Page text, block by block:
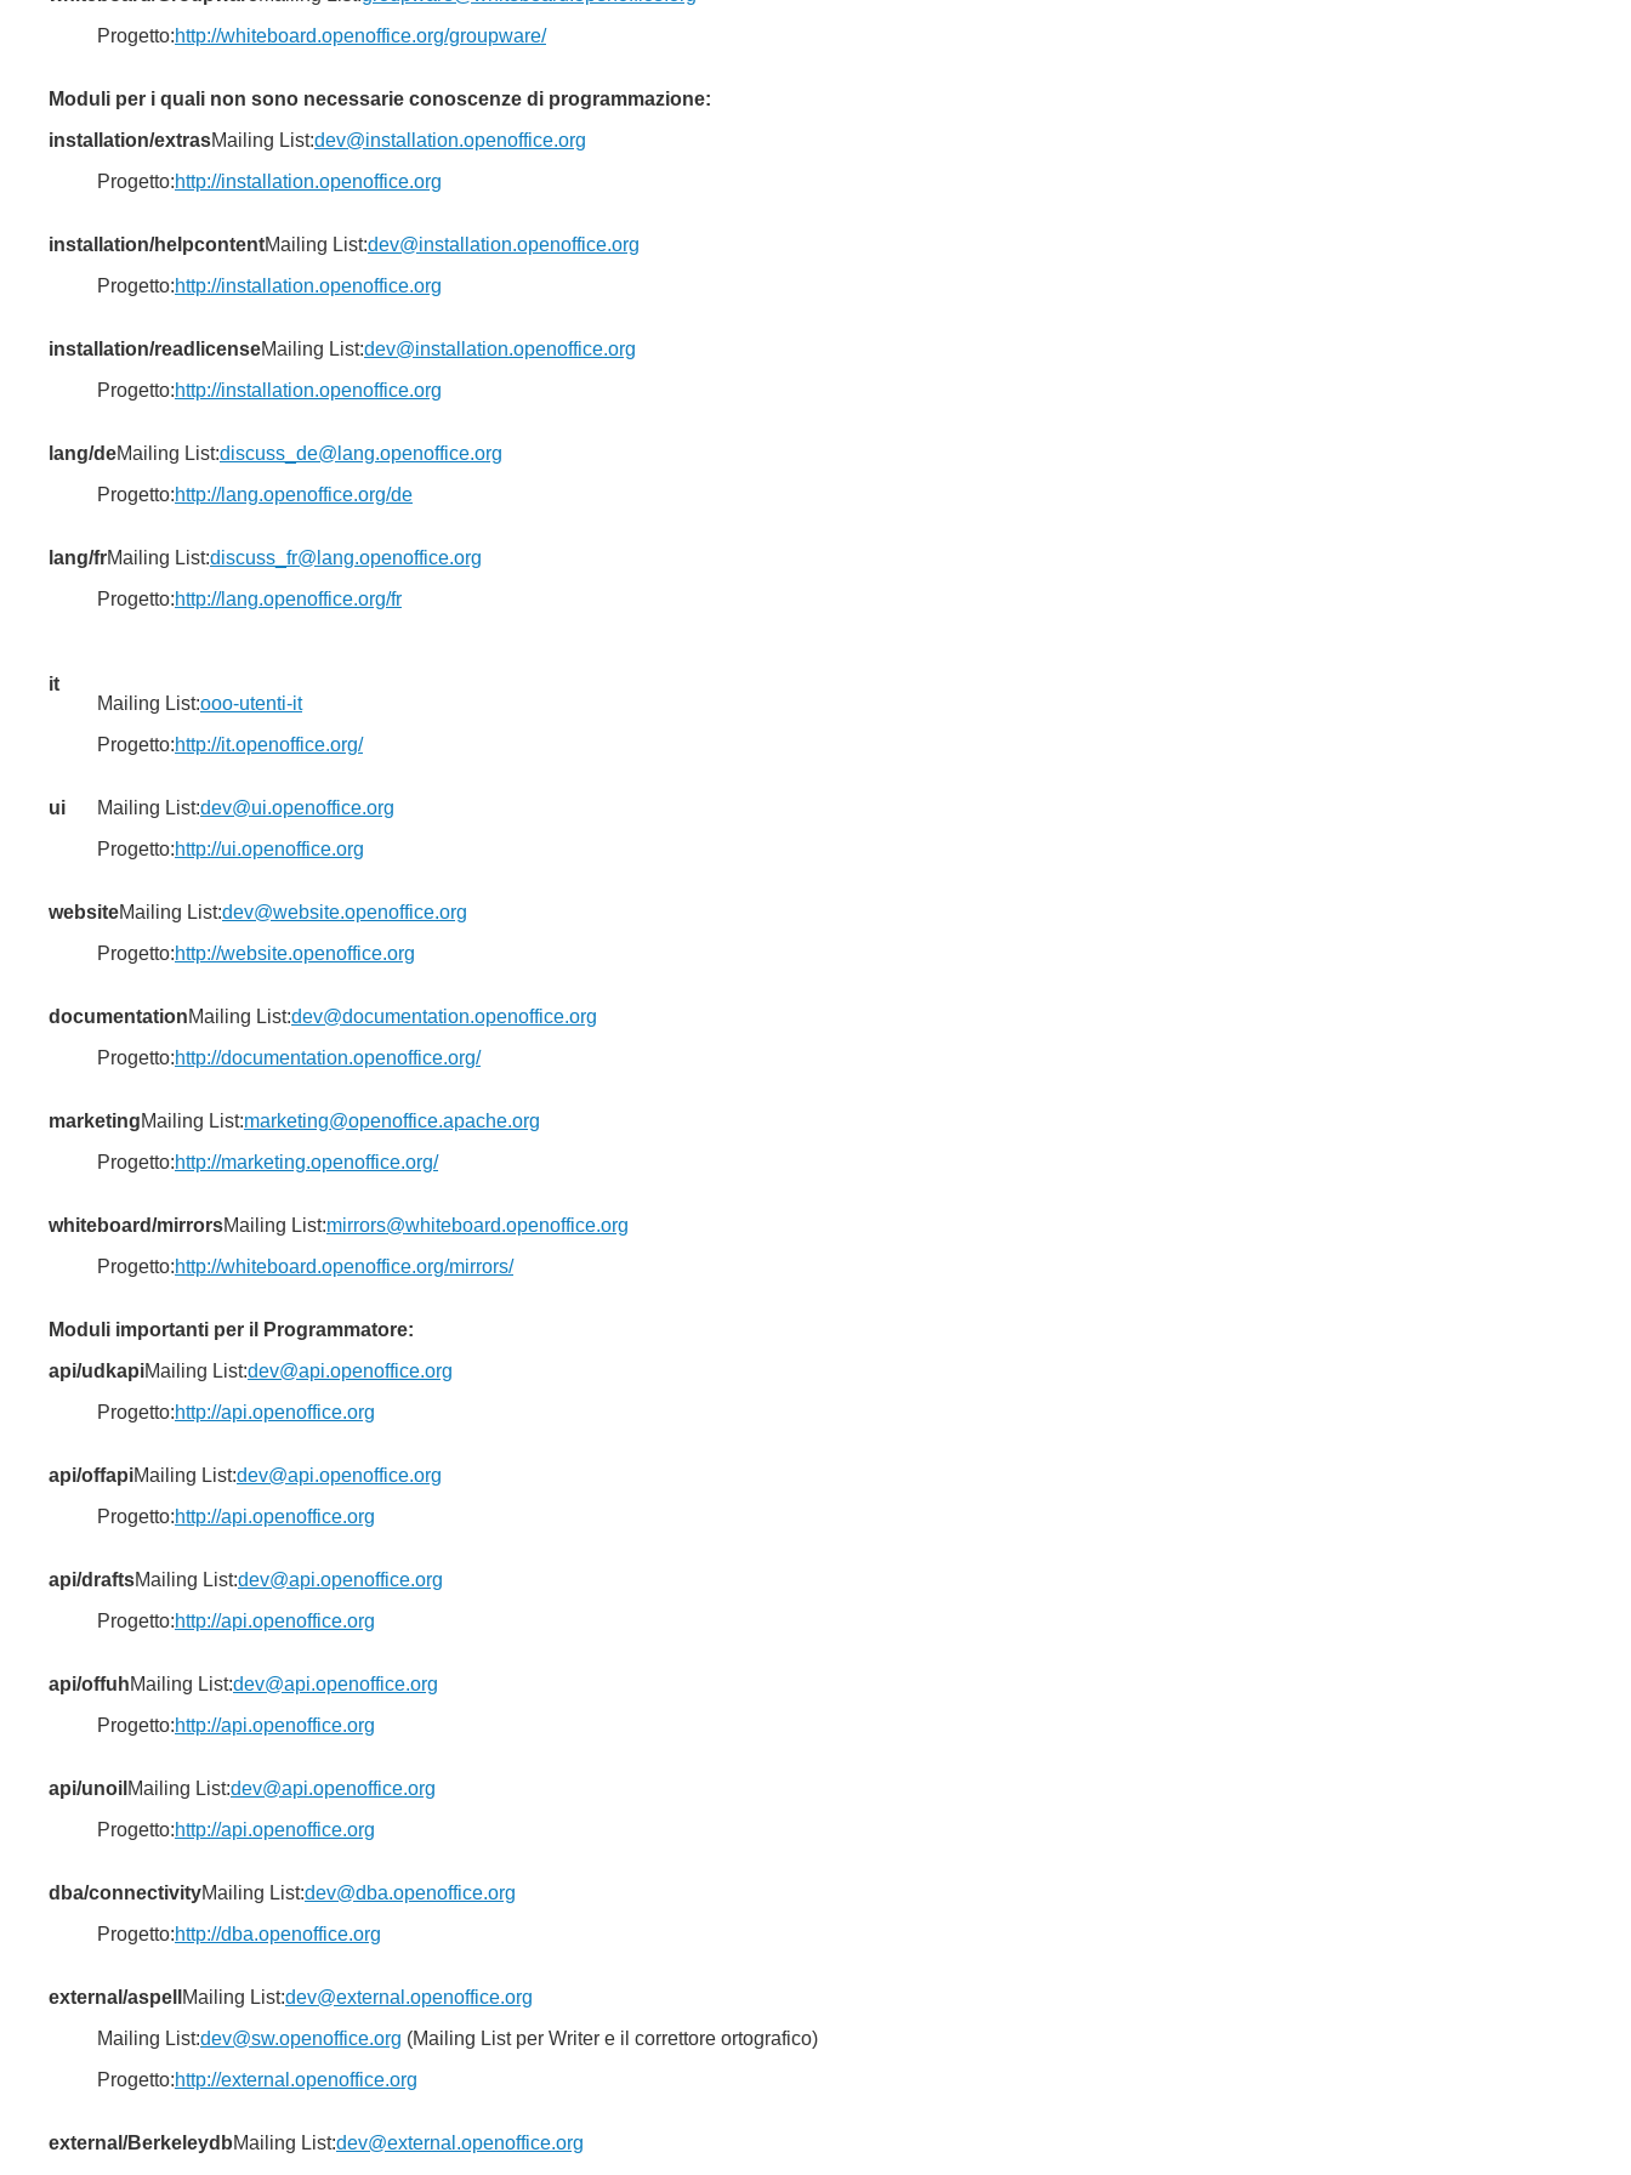
Progetto:http://whiteboard.openoffice.org/groupware/
Moduli per i quali non sono necessarie conoscenze di programmazione:
installation/extrasMailing List:dev@installation.openoffice.org
Progetto:http://installation.openoffice.org
installation/helpcontentMailing List:dev@installation.openoffice.org
Progetto:http://installation.openoffice.org
installation/readlicenseMailing List:dev@installation.openoffice.org
Progetto:http://installation.openoffice.org
lang/deMailing List:discuss_de@lang.openoffice.org
Progetto:http://lang.openoffice.org/de
lang/frMailing List:discuss_fr@lang.openoffice.org
Progetto:http://lang.openoffice.org/fr
it
Mailing List:ooo-utenti-it
Progetto:http://it.openoffice.org/
ui Mailing List:dev@ui.openoffice.org
Progetto:http://ui.openoffice.org
websiteMailing List:dev@website.openoffice.org
Progetto:http://website.openoffice.org
documentationMailing List:dev@documentation.openoffice.org
Progetto:http://documentation.openoffice.org/
marketingMailing List:marketing@openoffice.apache.org
Progetto:http://marketing.openoffice.org/
whiteboard/mirrorsMailing List:mirrors@whiteboard.openoffice.org
Progetto:http://whiteboard.openoffice.org/mirrors/
Moduli importanti per il Programmatore:
api/udkapiMailing List:dev@api.openoffice.org
Progetto:http://api.openoffice.org
api/offapiMailing List:dev@api.openoffice.org
Progetto:http://api.openoffice.org
api/draftsMailing List:dev@api.openoffice.org
Progetto:http://api.openoffice.org
api/offuhMailing List:dev@api.openoffice.org
Progetto:http://api.openoffice.org
api/unoil Mailing List:dev@api.openoffice.org
Progetto:http://api.openoffice.org
dba/connectivityMailing List:dev@dba.openoffice.org
Progetto:http://dba.openoffice.org
external/aspell Mailing List:dev@external.openoffice.org
Mailing List:dev@sw.openoffice.org (Mailing List per Writer e il correttore ortografico)
Progetto:http://external.openoffice.org
external/BerkeleydbMailing List:dev@external.openoffice.org